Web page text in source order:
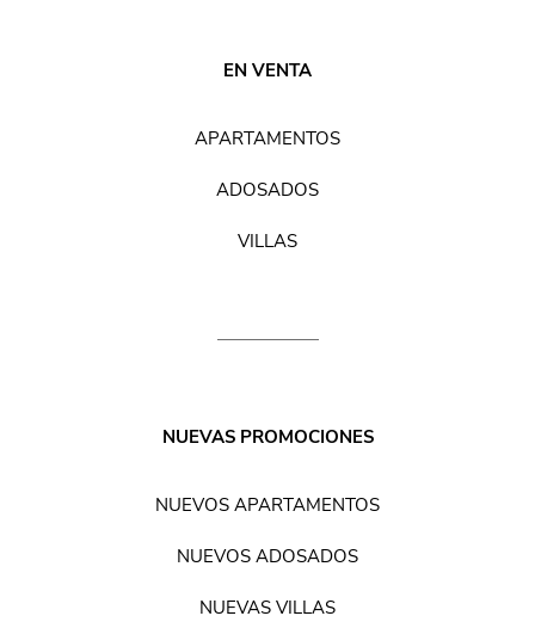
EN VENTA
APARTAMENTOS
ADOSADOS
VILLAS
NUEVAS PROMOCIONES
NUEVOS APARTAMENTOS
NUEVOS ADOSADOS
NUEVAS VILLAS